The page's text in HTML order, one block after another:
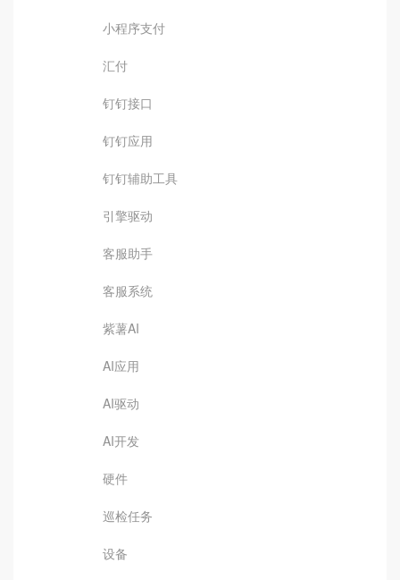
小程序支付
汇付
钉钉接口
钉钉应用
钉钉辅助工具
引擎驱动
客服助手
客服系统
紫薯AI
AI应用
AI驱动
AI开发
硬件
巡检任务
设备